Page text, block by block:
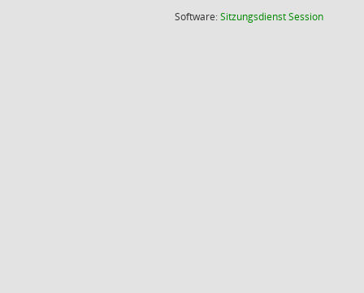
Software:SitzungsdienstSession(Wird in